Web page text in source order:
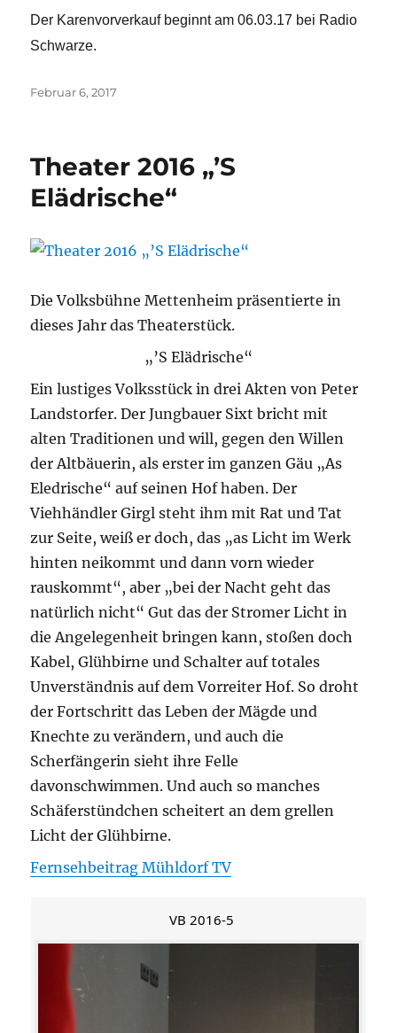
Der Karenvorverkauf beginnt am 06.03.17 bei Radio
Schwarze.
Veröffentlicht
Februar 6, 2017
Theater 2016 „’S
Elädrische“
Die Volksbühne Mettenheim präsentierte in
dieses Jahr das Theaterstück.
„’S Elädrische“
Ein lustiges Volksstück in drei Akten von Peter
Landstorfer. Der Jungbauer Sixt bricht mit
alten Traditionen und will, gegen den Willen
der Altbäuerin, als erster im ganzen Gäu „As
Eledrische“ auf seinen Hof haben. Der
Viehhändler Girgl steht ihm mit Rat und Tat
zur Seite, weiß er doch, das „as Licht im Werk
hinten neikommt und dann vorn wieder
rauskommt“, aber „bei der Nacht geht das
natürlich nicht“ Gut das der Stromer Licht in
die Angelegenheit bringen kann, stoßen doch
Kabel, Glühbirne und Schalter auf totales
Unverständnis auf dem Vorreiter Hof. So droht
der Fortschritt das Leben der Mägde und
Knechte zu verändern, und auch die
Scherfängerin sieht ihre Felle
davonschwimmen. Und auch so manches
Schäferstündchen scheitert an dem grellen
Licht der Glühbirne.
Fernsehbeitrag Mühldorf TV
VB 2016-5